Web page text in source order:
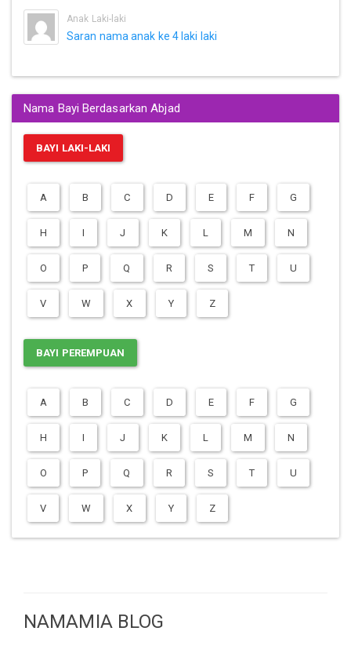
Anak Laki-laki
Saran nama anak ke 4 laki laki
Nama Bayi Berdasarkan Abjad
BAYI LAKI-LAKI
A B C D E F G
H I J K L M N
O P Q R S T U
V W X Y Z
BAYI PEREMPUAN
A B C D E F G
H I J K L M N
O P Q R S T U
V W X Y Z
NAMAMIA BLOG